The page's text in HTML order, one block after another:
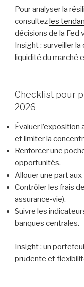
Pour analyser la
consultezles
décisions de la Fed
Insight : surveiller
liquidité du marché
Checklist pour
2026
Évaluer l’exposition
et limiter la
Renforcer une
opportunités.
Allouer une part aux
Contrôler les frais
assurance‑vie).
Suivre les
banques centrales.
Insight : un
prudente et